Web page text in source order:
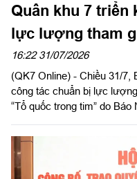
Quân khu 7 triển
lực lượng tham
quốc trong tim”
16:22 31/07/2026
(QK7 Online) - Chiều 31/7,
công tác chuẩn bị lực
“Tổ quốc trong tim” do Báo
khu chủ trì.